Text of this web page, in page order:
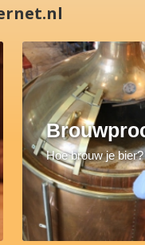
Hoe brouw je bier?